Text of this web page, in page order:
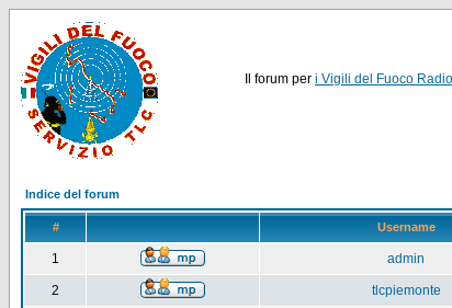
Il forum per i Vigili del Fuoco
Indice del forum
# Username
1 admin
2 tlcpiemonte